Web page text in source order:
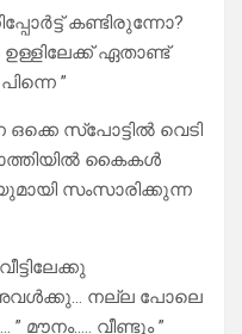
കണ്ടിരുന്നോ?
ഏതാണ്ട്
”
ഒക്കെ സ്പോട്ടിൽ വെടി
കൈകൾ
സംസാരിക്കുന്ന
നല്ല പോലെ
മൗനം….. വീണ്ടും ”